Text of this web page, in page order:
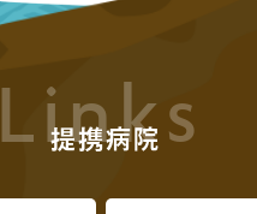
Links
提携病院